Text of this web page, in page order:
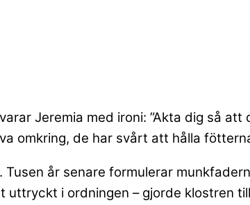
Jeremia med ironi: ”Akta dig så
omkring, de har svårt att hålla
år senare formulerar
uttryckt i ordningen – gjorde klostren